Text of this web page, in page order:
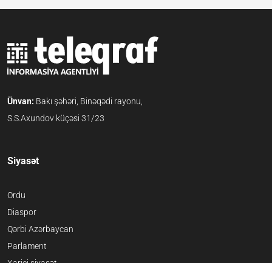
Ünvan: Bakı şəhəri, Binəqədi rayonu,
S.S.Axundov küçəsi 31/23
Siyasət
Ordu
Diaspor
Qərbi Azərbaycan
Parlament